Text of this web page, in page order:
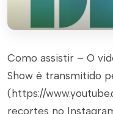
Como assistir – O
Show é transmitido
(https://
recortes no